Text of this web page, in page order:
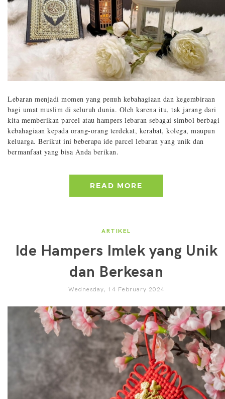
Lebaran menjadi momen yang penuh kebahagiaan dan kegembiraan
bagi umat muslim di seluruh dunia. Oleh karena itu, tak jarang dari
kita memberikan parcel atau hampers lebaran sebagai simbol berbagi
kebahagiaan kepada orang-orang terdekat, kerabat, kolega, maupun
keluarga. Berikut ini beberapa ide parcel lebaran yang unik dan
bermanfaat yang bisa Anda berikan.
READ MORE
ARTIKEL
Ide Hampers Imlek yang Unik
dan Berkesan
Wednesday, 14 February 2024